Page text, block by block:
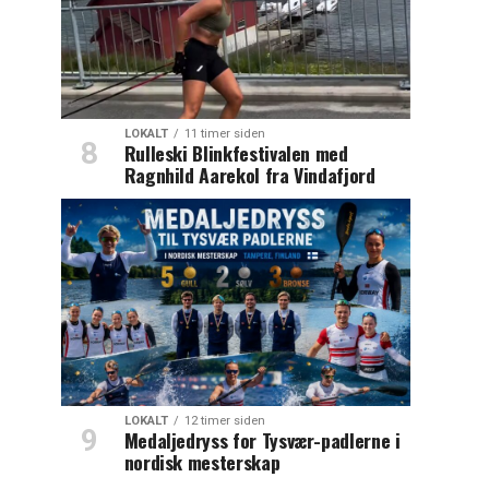
LOKALT 11 timer siden
Rulleski Blinkfestivalen med
Ragnhild Aarekol fra Vindafjord
LOKALT 12 timer siden
Medaljedryss for Tysvær-padlerne i
nordisk mesterskap